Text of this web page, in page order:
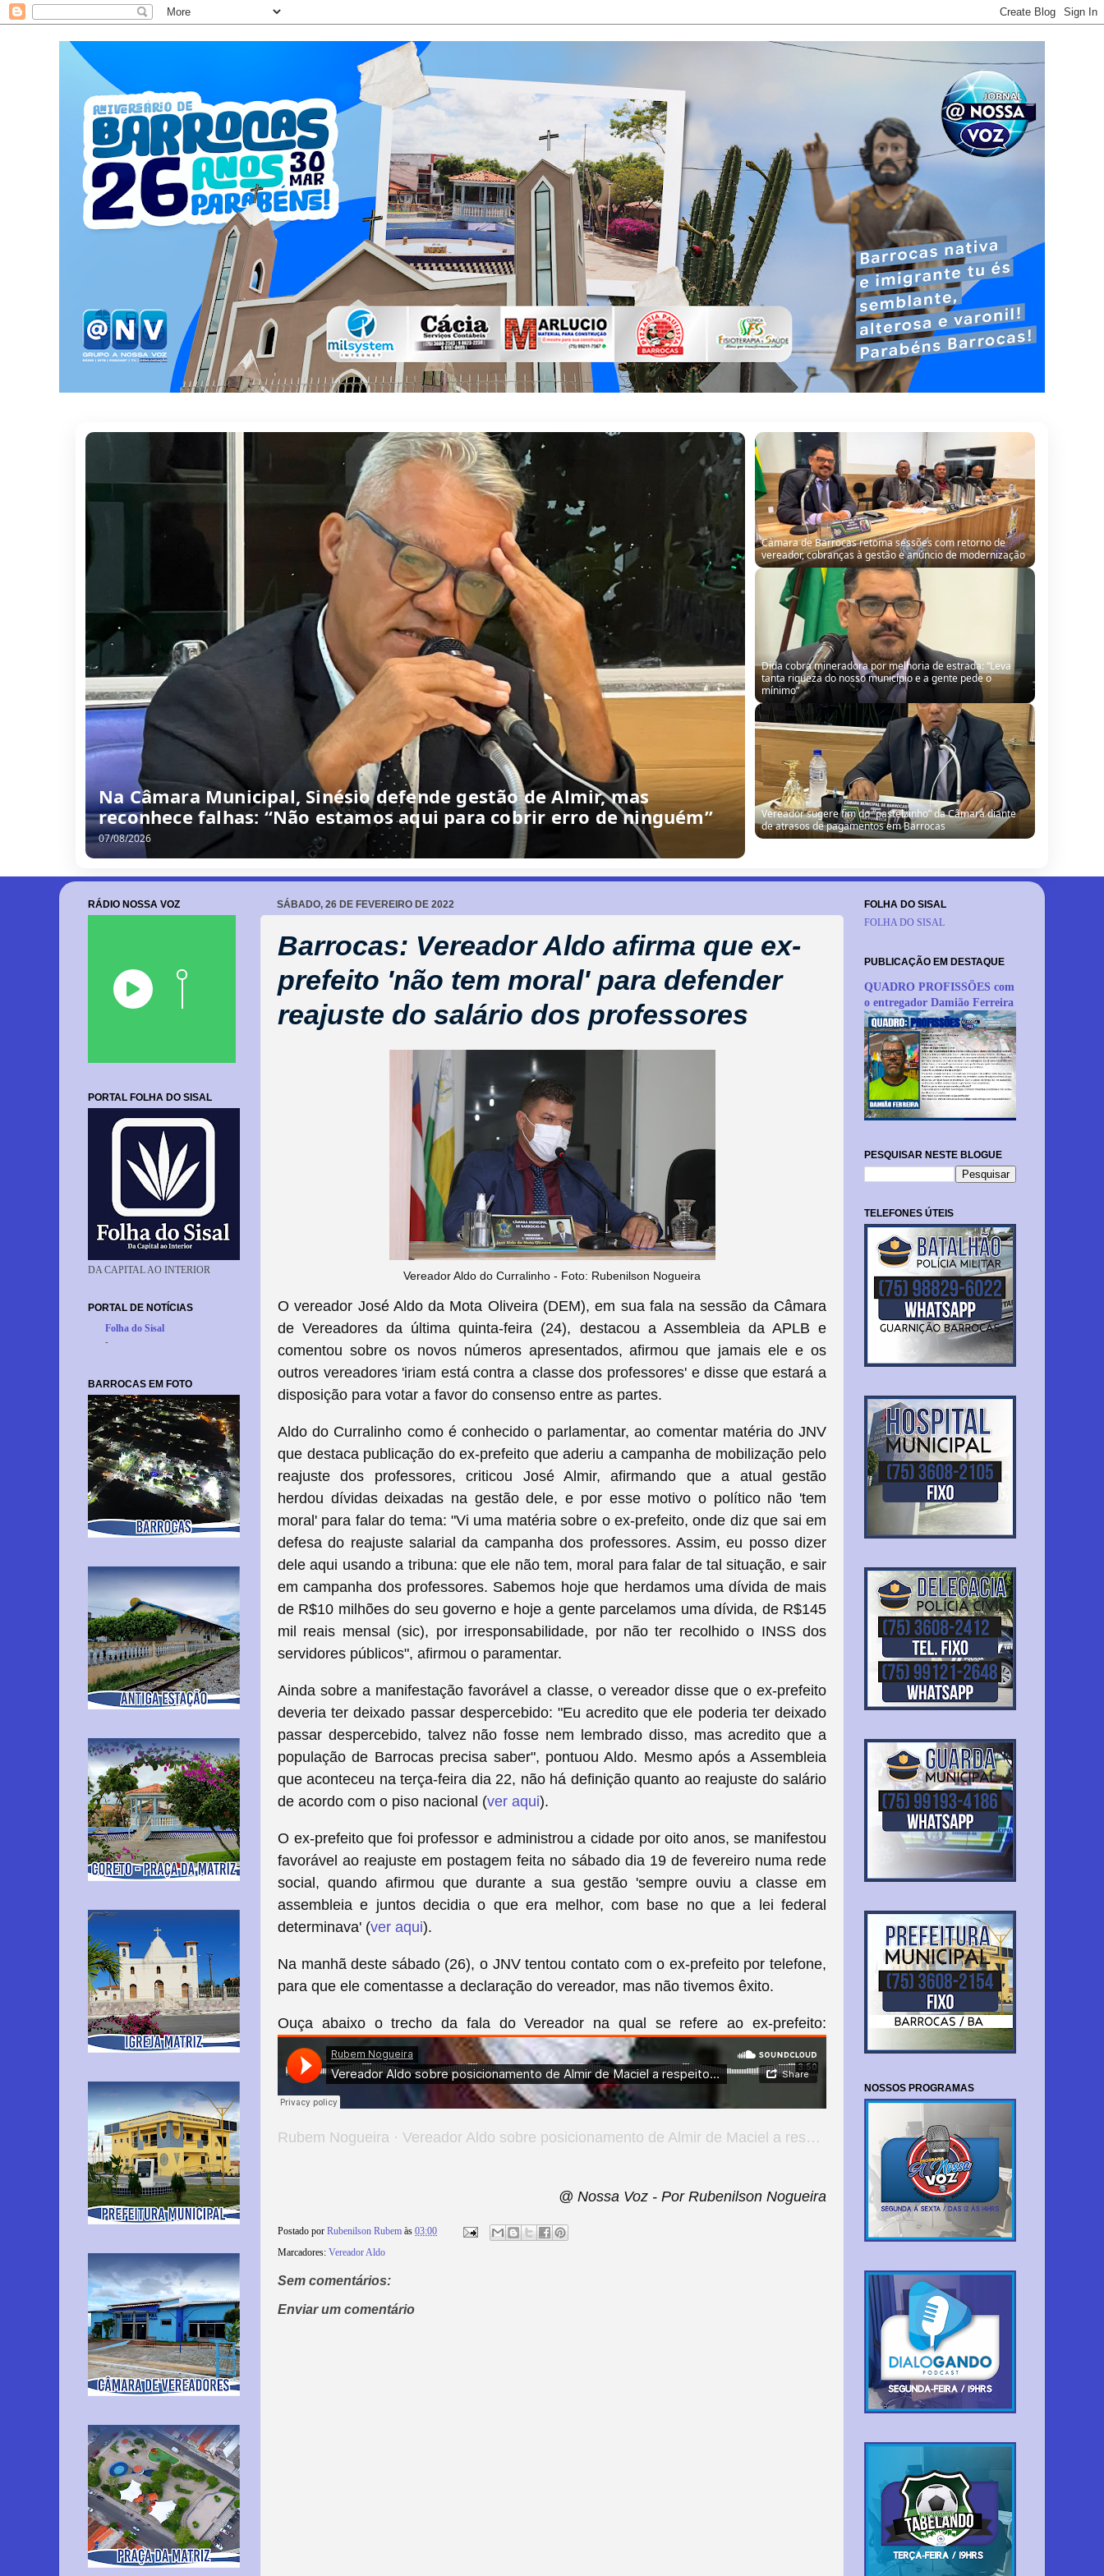
Na Câmara Municipal, Sinésio defende gestão de Almir, mas
reconhece falhas: “Não estamos aqui para cobrir erro de ninguém”
07/08/2026
Câmara de Barrocas retoma sessões com retorno de
vereador, cobranças à gestão e anúncio de modernização
Dida cobra mineradora por melhoria de estrada: “Leva
tanta riqueza do nosso município e a gente pede o
mínimo”
Vereador sugere fim do “pastelzinho” da Câmara diante
de atrasos de pagamentos em Barrocas
SÁBADO, 26 DE FEVEREIRO DE 2022
Barrocas: Vereador Aldo afirma que ex-
prefeito 'não tem moral' para defender
reajuste do salário dos professores
Vereador Aldo do Curralinho - Foto: Rubenilson Nogueira
O vereador José Aldo da Mota Oliveira (DEM), em sua fala na sessão da Câmara
de Vereadores da última quinta-feira (24), destacou a Assembleia da APLB e
comentou sobre os novos números apresentados, afirmou que jamais ele e os
outros vereadores 'iriam está contra a classe dos professores' e disse que estará a
disposição para votar a favor do consenso entre as partes.
Aldo do Curralinho como é conhecido o parlamentar, ao comentar matéria do JNV
que destaca publicação do ex-prefeito que aderiu a campanha de mobilização pelo
reajuste dos professores, criticou José Almir, afirmando que a atual gestão
herdou dívidas deixadas na gestão dele, e por esse motivo o político não 'tem
moral' para falar do tema: "Vi uma matéria sobre o ex-prefeito, onde diz que sai em
defesa do reajuste salarial da campanha dos professores. Assim, eu posso dizer
dele aqui usando a tribuna: que ele não tem, moral para falar de tal situação, e sair
em campanha dos professores. Sabemos hoje que herdamos uma dívida de mais
de R$10 milhões do seu governo e hoje a gente parcelamos uma dívida, de R$145
mil reais mensal (sic), por irresponsabilidade, por não ter recolhido o INSS dos
servidores públicos", afirmou o paramentar.
Ainda sobre a manifestação favorável a classe, o vereador disse que o ex-prefeito
deveria ter deixado passar despercebido: "Eu acredito que ele poderia ter deixado
passar despercebido, talvez não fosse nem lembrado disso, mas acredito que a
população de Barrocas precisa saber", pontuou Aldo. Mesmo após a Assembleia
que aconteceu na terça-feira dia 22, não há definição quanto ao reajuste do salário
de acordo com o piso nacional (ver aqui).
O ex-prefeito que foi professor e administrou a cidade por oito anos, se manifestou
favorável ao reajuste em postagem feita no sábado dia 19 de fevereiro numa rede
social, quando afirmou que durante a sua gestão 'sempre ouviu a classe em
assembleia e juntos decidia o que era melhor, com base no que a lei federal
determinava' (ver aqui).
Na manhã deste sábado (26), o JNV tentou contato com o ex-prefeito por telefone,
para que ele comentasse a declaração do vereador, mas não tivemos êxito.
Ouça abaixo o trecho da fala do Vereador na qual se refere ao ex-prefeito:
Rubem Nogueira · Vereador Aldo sobre posicionamento de Almir de Maciel a respeito do piso salarial professores
@ Nossa Voz - Por Rubenilson Nogueira
Postado por Rubenilson Rubem às 03:00
Marcadores: Vereador Aldo
Sem comentários:
Enviar um comentário
RÁDIO NOSSA VOZ
PORTAL FOLHA DO SISAL
DA CAPITAL AO INTERIOR
PORTAL DE NOTÍCIAS
Folha do Sisal
-
BARROCAS EM FOTO
FOLHA DO SISAL
FOLHA DO SISAL
PUBLICAÇÃO EM DESTAQUE
QUADRO PROFISSÕES com
o entregador Damião Ferreira
PESQUISAR NESTE BLOGUE
TELEFONES ÚTEIS
NOSSOS PROGRAMAS